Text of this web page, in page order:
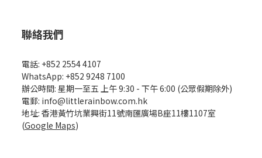
聯絡我們
電話: +852 2554 4107
WhatsApp: +852 9248 7100
辦公時間: 星期一至五 上午 9:30 - 下午 6:00 (公眾假期除外)
電郵: info@littlerainbow.com.hk
地址: 香港黃竹坑業興街11號南匯廣場B座11樓1107室
(Google Maps)